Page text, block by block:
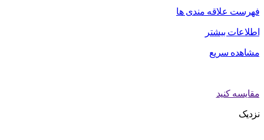
فهرست علاقه مندی ها
اطلاعات بیشتر
مشاهده سریع
مقایسه کنید
نزدیک